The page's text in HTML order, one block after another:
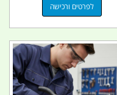
לפרטים ורכישה